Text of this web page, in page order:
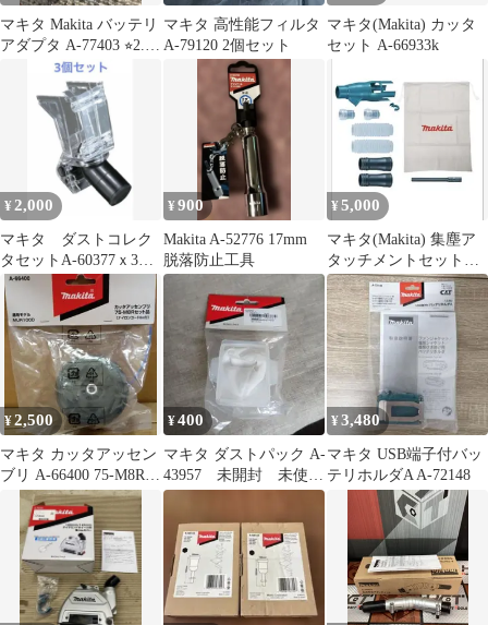
マキタ Makita バッテリ
アダプタ A-77403 ⭐︎2.3
マキタ 高性能フィルタ
A-79120 2個セット
マキタ(Makita) カッタ
セット A-66933k
¥ 2,000
マキタ ダストコレク
タセットA-60377ｘ3個
セット 新品
¥900
Makita A-52776 17mm
脱落防止工具
¥ 5,000
マキタ(Makita) 集塵ア
タッチメントセット品
196860-7
¥2,500
マキタ カッタアッセン
ブリ A-66400 75-M8Rセ
ット品 MUR100D
¥400
マキタ ダストパック A-
43957 未開封 未使
用 掃除機
¥3,480
マキタ USB端子付バッ
テリホルダA A-72148